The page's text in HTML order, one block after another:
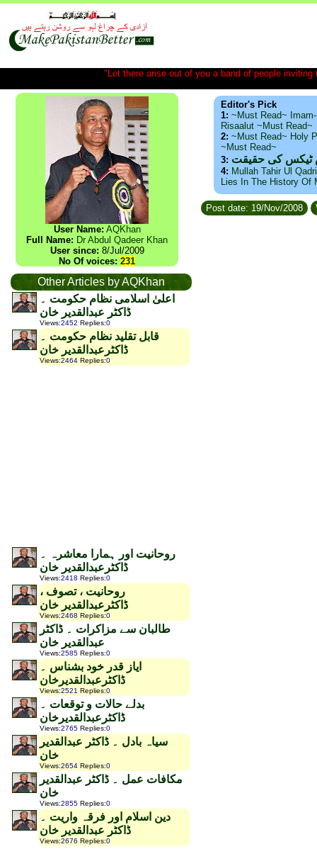
"Let there arise out of you a band of people
User Name: AQKhan
Full Name: Dr Abdul Qadeer Khan
User since: 8/Jul/2009
No Of voices: 231
Other Articles by AQKhan
اعلیٰ اسلامی نظام حکومت ۔
ڈاکٹر عبدالقدیر خان
Views:2452 Replies:0
قابل تقلید نظام حکومت ۔
ڈاکٹرعبدالقدیر خان
Views:2464 Replies:0
روحانیت اور ہمارا معاشرہ ۔
ڈاکٹرعبدالقدیر خان
Views:2418 Replies:0
روحانیت ، تصوف ،
ڈاکٹرعبدالقدیر خان
Views:2468 Replies:0
طالبان سے مزاکرات ۔ ڈاکٹر
عبدالقدیر خان
Views:2585 Replies:0
ایاز قدر خود بشناس ۔
ڈاکٹرعبدالقدیرخان
Views:2521 Replies:0
بدلے حالات و توقعات ۔
ڈاکٹرعبدالقدیرخان
Views:2765 Replies:0
سیاہ بادل ۔ ڈاکٹر عبدالقدیر
خان
Views:2654 Replies:0
مکافات عمل ۔ ڈاکٹر عبدالقدیر
خان
Views:2855 Replies:0
دین اسلام اور فرقہ واریت ۔
ڈاکٹر عبدالقدیر خان
Views:2676 Replies:0
Editor's Pick
1: ~Must Read~
Risaalut ~Must Read~
2: ~Must Read~ Holy
~Must Read~
3: ٹیکس کی حقیقت
4: Mullah Tahir Ul
Lies In The History Of
Post date: 19/Nov/2008